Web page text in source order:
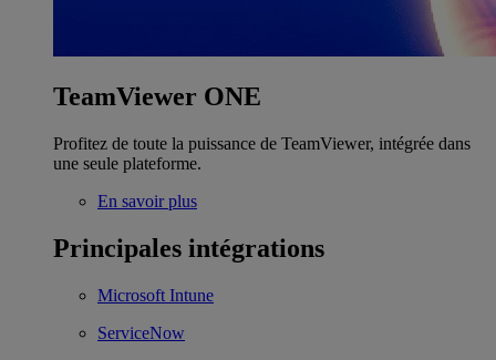
TeamViewer ONE
Profitez de toute la puissance de TeamViewer, intégrée dans
une seule plateforme.
En savoir plus
Principales intégrations
Microsoft Intune
ServiceNow